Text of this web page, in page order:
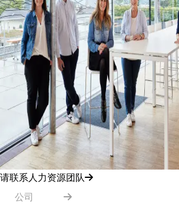
请联系人力资源团队
公司